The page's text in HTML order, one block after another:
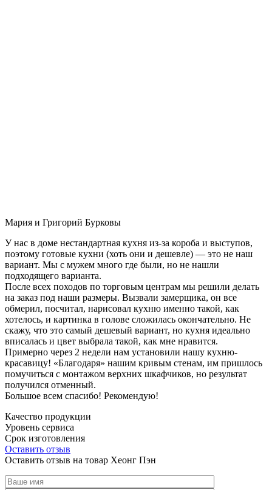
Мария и Григорий Бурковы
У нас в доме нестандартная кухня из-за короба и выступов,
поэтому готовые кухни (хоть они и дешевле) — это не наш
вариант. Мы с мужем много где были, но не нашли
подходящего варианта.
После всех походов по торговым центрам мы решили делать
на заказ под наши размеры. Вызвали замерщика, он все
обмерил, посчитал, нарисовал кухню именно такой, как
хотелось, и картинка в голове сложилась окончательно. Не
скажу, что это самый дешевый вариант, но кухня идеально
вписалась и цвет выбрала такой, как мне нравится.
Примерно через 2 недели нам установили нашу кухню-
красавицу! «Благодаря» нашим кривым стенам, им пришлось
помучиться с монтажом верхних шкафчиков, но результат
получился отменный.
Большое всем спасибо! Рекомендую!
Качество продукции
Уровень сервиса
Срок изготовления
Оставить отзыв
Оставить отзыв на товар Хеонг Пэн